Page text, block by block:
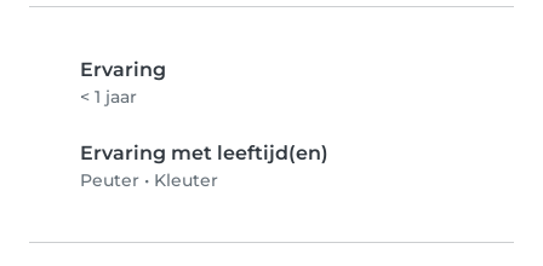
Ervaring
< 1 jaar
Ervaring met leeftijd(en)
Peuter • Kleuter